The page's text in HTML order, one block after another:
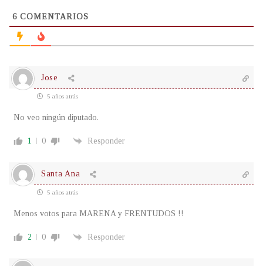
6 COMENTARIOS
Jose
5 años atrás
No veo ningún diputado.
1 0 Responder
Santa Ana
5 años atrás
Menos votos para MARENA y FRENTUDOS !!
2 0 Responder